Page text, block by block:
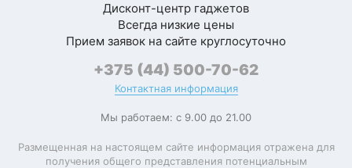
Дисконт-центр гаджетов
Всегда низкие цены
Прием заявок на сайте круглосуточно
+375 (44) 500-70-62
Контактная информация
Мы работаем: с 9.00 до 21.00
Размещенная на настоящем сайте информация отражена для
получения общего представления потенциальным